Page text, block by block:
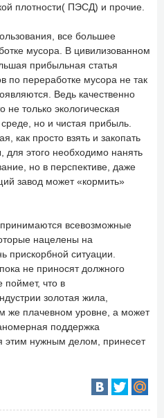
плотности( ПЭСД) и прочие.
все большее
мусора. В цивилизованном
прибыльная статья
по переработке мусора не так
Ведь качественно
только экологическая
но и чистая прибыль.
как просто взять и закопать
для этого необходимо нанять
но в перспективе, даже
завод может «кормить»
всевозможные
нацелены на
прискорбной ситуации.
не приносят должного
поймет, что в
золотая жила,
же плачевном уровне, а может
поддержка
этим нужным делом, принесет